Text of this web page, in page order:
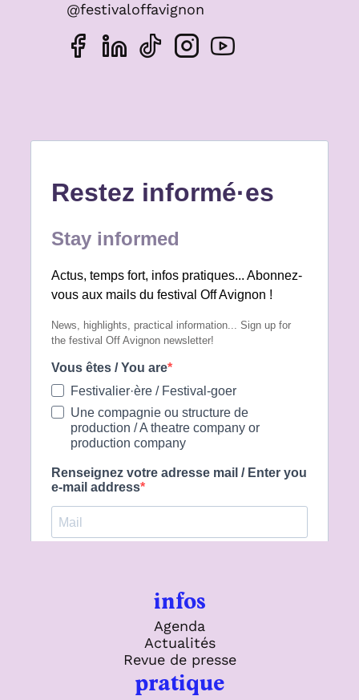
@festivaloffavignon
infos
Agenda
Actualités
Revue de presse
pratique